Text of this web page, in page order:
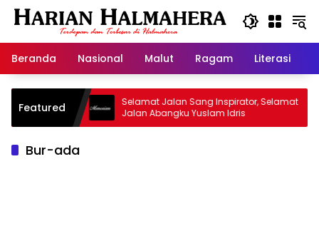
Langsung
Beranda
Nasional Malut Ragam Literasi
Featured
Warisan
Selamat Jalan Sang Inspirator, Selamat
Jalan Abangku Yuslam Idris
Bur-ada